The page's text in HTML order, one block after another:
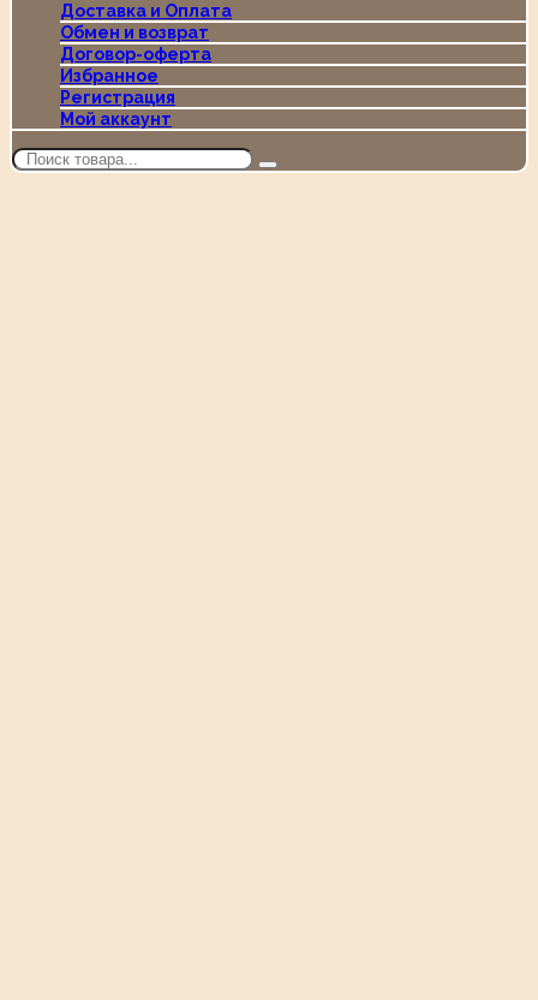
Доставка и Оплата
Обмен и возврат
Договор-оферта
Избранное
Регистрация
Мой аккаунт